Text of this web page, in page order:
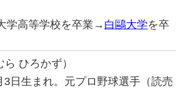
学高等学校を卒業→白鷗大学を卒
ら ひろかず）
3日生まれ。元プロ野球選手（読売